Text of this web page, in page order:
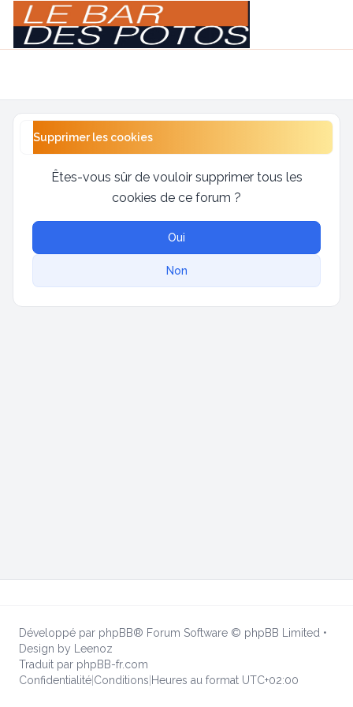
Supprimer les cookies
Êtes-vous sûr de vouloir supprimer tous les
cookies de ce forum ?
Oui
Non
Développé par phpBB® Forum Software © phpBB Limited •
Design by
Leenoz
Traduit par phpBB-fr.com
Confidentialité Conditions Heures au format UTC+02:00